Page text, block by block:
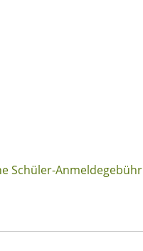
Schüler-Anmeldegebühr